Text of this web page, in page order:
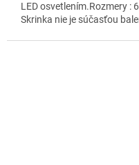
LED osvetlením.Rozmery :
Skrinka nie je súčasťou